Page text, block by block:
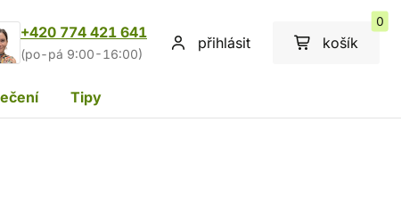
+420 774 421 641
(po-pá 9:00-16:00)
přihlásit košík
0
Tipy